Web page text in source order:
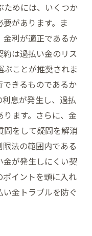
ためには、いくつか
があります。ま
利が適正であるか
は過払い金のリス
ぶことが推奨されま
きるものであるか
息が発生し、過払
ます。さらに、金
問をして疑問を解消
法の範囲内である
金が発生しにくい契
イントを頭に入れ
金トラブルを防ぐ